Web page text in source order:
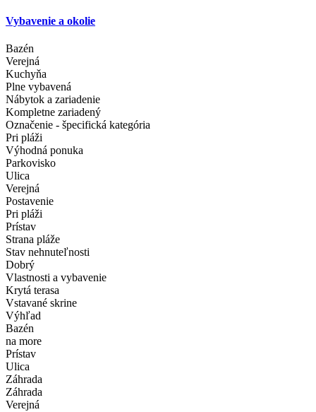
Vybavenie a okolie
Bazén
Verejná
Kuchyňa
Plne vybavená
Nábytok a zariadenie
Kompletne zariadený
Označenie - špecifická kategória
Pri pláži
Výhodná ponuka
Parkovisko
Ulica
Verejná
Postavenie
Pri pláži
Prístav
Strana pláže
Stav nehnuteľnosti
Dobrý
Vlastnosti a vybavenie
Krytá terasa
Vstavané skrine
Výhľad
Bazén
na more
Prístav
Ulica
Záhrada
Záhrada
Verejná